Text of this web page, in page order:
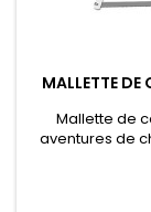
MALLETTE
Mallette de
aventures de